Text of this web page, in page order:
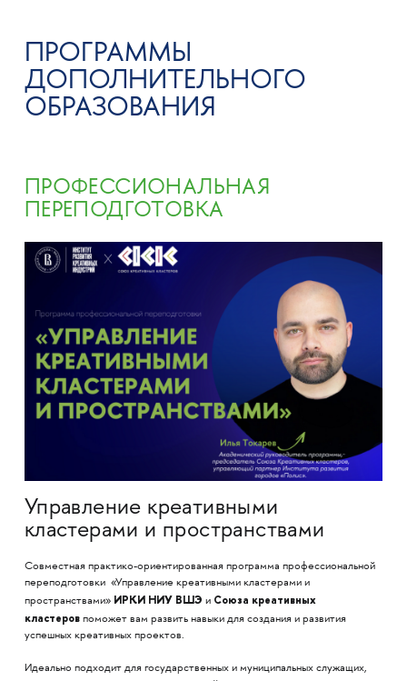
ПРОГРАММЫ
ДОПОЛНИТЕЛЬНОГО
ОБРАЗОВАНИЯ
ПРОФЕССИОНАЛЬНАЯ
ПЕРЕПОДГОТОВКА
Управление креативными
кластерами и пространствами
Совместная практико-ориентированная программа профессиональной
переподготовки «Управление креативными кластерами и
пространствами» ИРКИ НИУ ВШЭ и Союза креативных
кластеров поможет вам развить навыки для создания и развития
успешных креативных проектов.
Идеально подходит для государственных и муниципальных служащих,